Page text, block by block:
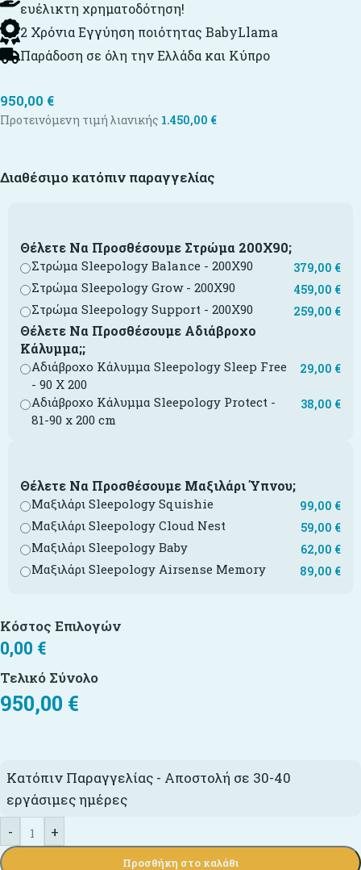
ευέλικτη χρηματοδότηση!
2 Χρόνια Εγγύηση ποιότητας BabyLlama
Παράδοση σε όλη την Ελλάδα και Κύπρο
950,00 €
Προτεινόμενη τιμή λιανικής 1.450,00 €
Διαθέσιμο κατόπιν παραγγελίας
Θέλετε Να Προσθέσουμε Στρώμα 200Χ90;
Στρώμα Sleepology Balance - 200X90 379,00 €
Στρώμα Sleepology Grow - 200X90 459,00 €
Στρώμα Sleepology Support - 200X90 259,00 €
Θέλετε Να Προσθέσουμε Αδιάβροχο
Κάλυμμα;;
Αδιάβροχο Κάλυμμα Sleepology Sleep Free
- 90 Χ 200
29,00 €
Αδιάβροχο Κάλυμμα Sleepology Protect -
81-90 x 200 cm
38,00 €
Θέλετε Να Προσθέσουμε Μαξιλάρι Ύπνου;
Μαξιλάρι Sleepology Squishie 99,00 €
Μαξιλάρι Sleepology Cloud Nest 59,00 €
Μαξιλάρι Sleepology Baby 62,00 €
Μαξιλάρι Sleepology Airsense Memory 89,00 €
Κόστος Επιλογών
0,00 €
Τελικό Σύνολο
950,00 €
Κατόπιν Παραγγελίας - Αποστολή σε 30-40
εργάσιμες ημέρες
-
+
Προσθήκη στο καλάθι